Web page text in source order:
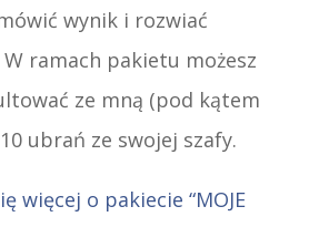
wynik i rozwiać
ramach pakietu możesz
ze mną (pod kątem
ubrań ze swojej szafy.
więcej o pakiecie “MOJE